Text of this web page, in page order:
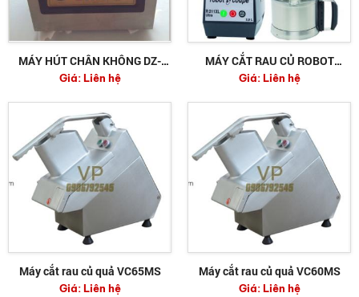
MÁY HÚT CHÂN KHÔNG DZ-
400/2F
Giá:Liên hệ
MÁY CẮT RAU CỦ ROBOT
COUPE R 211XL 550W
Giá:Liên hệ
Máy cắt rau củ quả VC65MS
Giá:Liên hệ
Máy cắt rau củ quả VC60MS
Giá:Liên hệ